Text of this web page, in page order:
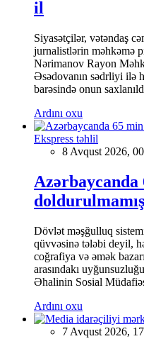
il
Siyasətçilər, vətəndaş
jurnalistlərin məhkəmə
Nərimanov Rayon
Əsədovanın sədrliyi ilə
barəsində onun
Ardını oxu
Ekspress təhlil
8 Avqust 2026,
Azərbaycanda
Dövlət məşğulluq
qüvvəsinə tələbi deyil,
coğrafiya və əmək
arasındakı
Əhalinin Sosial
Ardını oxu
7 Avqust 2026,